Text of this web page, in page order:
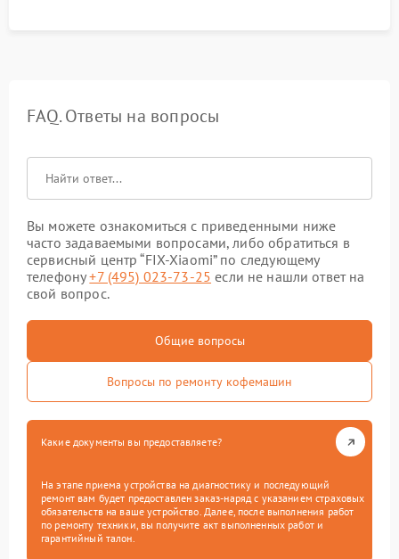
FAQ. Ответы на вопросы
Вы можете ознакомиться с приведенными ниже
часто задаваемыми вопросами, либо обратиться в
сервисный центр “FIX-Xiaomi” по следующему
телефону+7 (495) 023-73-25 если не нашли ответ на
свой вопрос.
Общие вопросы
Вопросы по ремонту кофемашин
Какие документы вы предоставляете?
На этапе приема устройства на диагностику и последующий
ремонт вам будет предоставлен заказ-наряд с указанием страховых
обязательств на ваше устройство. Далее, после выполнения работ
по ремонту техники, вы получите акт выполненных работ и
гарантийный талон.